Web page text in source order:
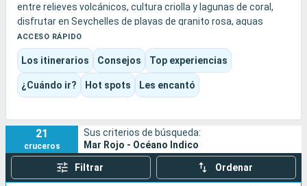
entre relieves volcánicos, cultura criolla y lagunas de coral,
disfrutar en Seychelles de playas de granito rosa, aguas
cristalinas y un esnórquel excepcional, y luego explorar en
Madagascar una naturaleza más salvaje entre lémures,
ballenas y escalas de encanto más auténtico.
El destino combina de forma natural el baño, los grandes
paisajes, una biodiversidad excepcional y el estilo de vida
descanso como en el descubrimiento.
ACCESO RÁPIDO
Los itinerarios Consejos Top experiencias
¿Cuándo ir? Hot spots Les encantó
21
cruceros
Sus criterios de búsqueda:
Mar Rojo - Océano Indico
Filtrar Ordenar